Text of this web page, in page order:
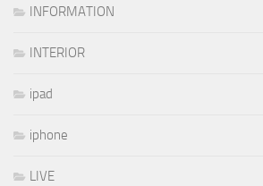
INFORMATION
INTERIOR
ipad
iphone
LIVE